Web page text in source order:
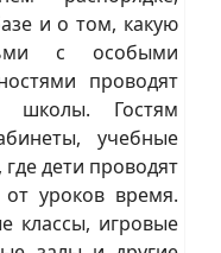
и о том, какую
с особыми
проводят
школы. Гостям
учебные
дети проводят
уроков время.
классы, игровые